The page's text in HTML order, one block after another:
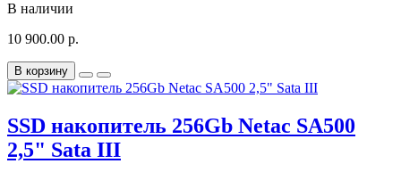
В наличии
10 900.00 р.
В корзину
SSD накопитель 256Gb Netac SA500
2,5" Sata III